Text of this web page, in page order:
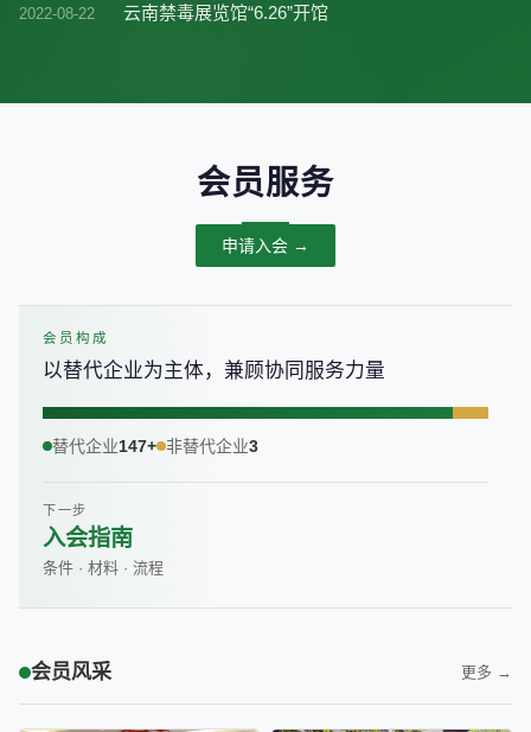
2022-08-22 云南禁毒展览馆“6.26”开馆
会员服务
申请入会 →
会员构成
以替代企业为主体，兼顾协同服务力量
替代企业147+ 非替代企业3
下一步
入会指南
条件 · 材料 · 流程
会员风采 更多 →